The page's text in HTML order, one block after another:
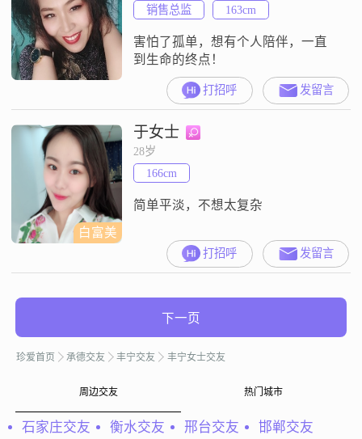
销售总监
163cm
害怕了孤单，想有个人陪伴，一直
到生命的终点！
打招呼 发留言
白富美
于女士
28岁
166cm
简单平淡，不想太复杂
打招呼 发留言
下一页
珍爱首页 承德交友 丰宁交友 丰宁女士交友
周边交友 热门城市
石家庄交友 衡水交友 邢台交友 邯郸交友